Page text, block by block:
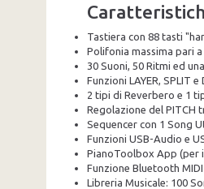
Tastiera con 88 tasti
Polifonia massima pari a
30 Suoni, 50 Ritmi ed
Funzioni LAYER, SPLIT
2 tipi di Reverbero e 1
Regolazione del PITCH
Sequencer con 1 Song
Funzioni USB-Audio e
PianoToolbox App (per
Funzione Bluetooth
Libreria Musicale: 100